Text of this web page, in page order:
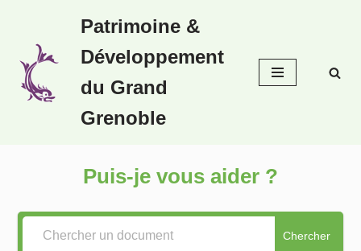
au
contenu
Patrimoine &
Développement
du Grand
Grenoble
Puis-je vous aider ?
Chercher